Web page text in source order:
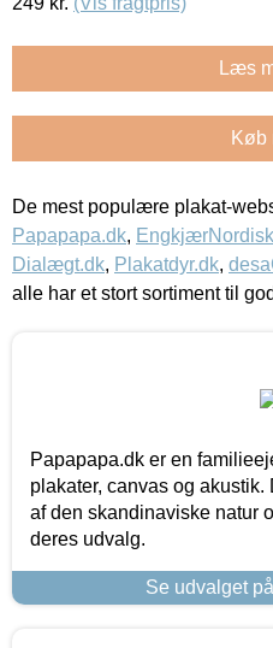
Læs
Køb
De mest populære plakat-
Papapapa.dk,
Dialægt.dk, Plakatdyr.dk,
alle har et stort sortiment til
Papapapa.dk er en
plakater, canvas og
af den skandinaviske natur
deres udvalg.
Se udvalget